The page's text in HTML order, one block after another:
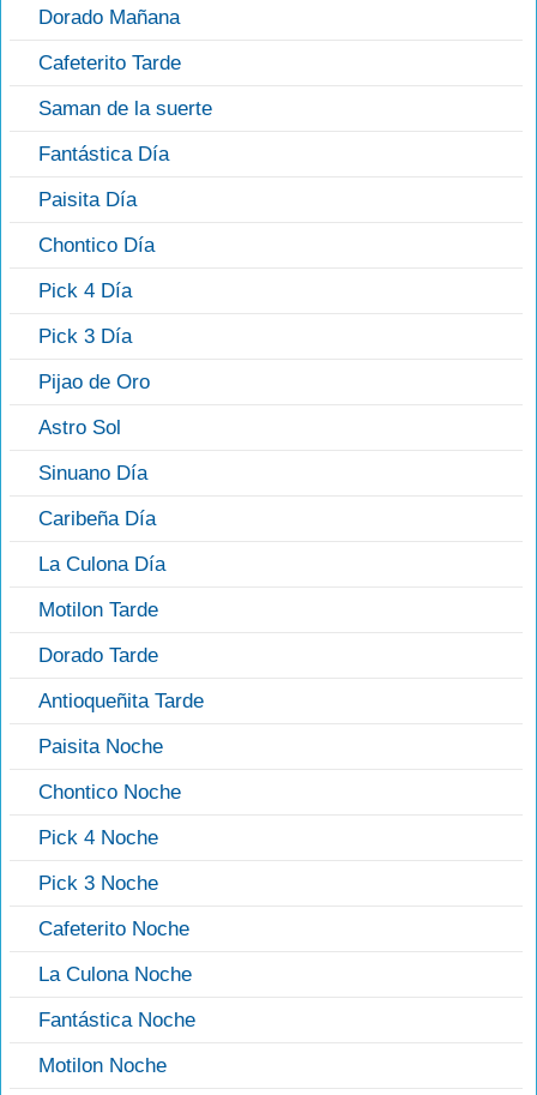
Dorado Mañana
Cafeterito Tarde
Saman de la suerte
Fantástica Día
Paisita Día
Chontico Día
Pick 4 Día
Pick 3 Día
Pijao de Oro
Astro Sol
Sinuano Día
Caribeña Día
La Culona Día
Motilon Tarde
Dorado Tarde
Antioqueñita Tarde
Paisita Noche
Chontico Noche
Pick 4 Noche
Pick 3 Noche
Cafeterito Noche
La Culona Noche
Fantástica Noche
Motilon Noche